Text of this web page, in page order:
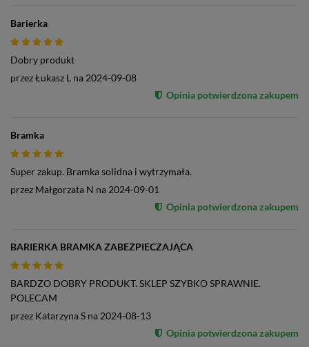
Barierka
Dobry produkt
przezŁukasz L na 2024-09-08
Opinia potwierdzona zakupem
Bramka
Super zakup. Bramka solidna i wytrzymała.
przez Małgorzata N na 2024-09-01
Opinia potwierdzona zakupem
BARIERKA BRAMKA ZABEZPIECZAJĄCA
BARDZO DOBRY PRODUKT. SKLEP SZYBKO SPRAWNIE.
POLECAM
przez Katarzyna S na 2024-08-13
Opinia potwierdzona zakupem